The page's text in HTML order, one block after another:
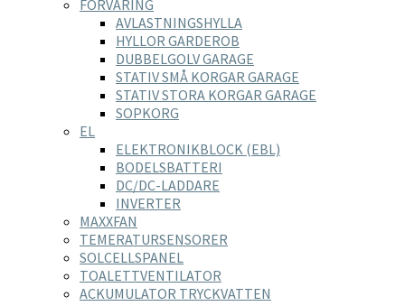
FÖRVARING
AVLASTNINGSHYLLA
HYLLOR GARDEROB
DUBBELGOLV GARAGE
STATIV SMÅ KORGAR GARAGE
STATIV STORA KORGAR GARAGE
SOPKORG
EL
ELEKTRONIKBLOCK (EBL)
BODELSBATTERI
DC/DC-LADDARE
INVERTER
MAXXFAN
TEMERATURSENSORER
SOLCELLSPANEL
TOALETTVENTILATOR
ACKUMULATOR TRYCKVATTEN